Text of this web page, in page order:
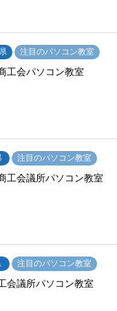
注目のパソコン教室
工会パソコン教室
注目のパソコン教室
工会議所パソコン教室
注目のパソコン教室
会議所パソコン教室